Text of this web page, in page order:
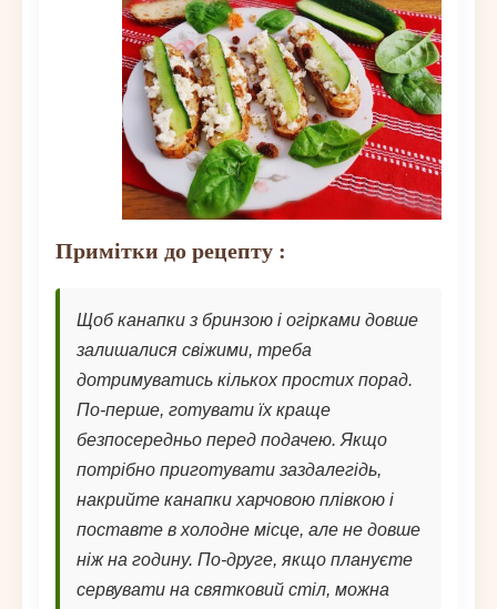
Примітки до рецепту :
Щоб канапки з бринзою і огірками довше
залишалися свіжими, треба
дотримуватись кількох простих порад.
По-перше, готувати їх краще
безпосередньо перед подачею. Якщо
потрібно приготувати заздалегідь,
накрийте канапки харчовою плівкою і
поставте в холодне місце, але не довше
ніж на годину. По-друге, якщо плануєте
сервувати на святковий стіл, можна